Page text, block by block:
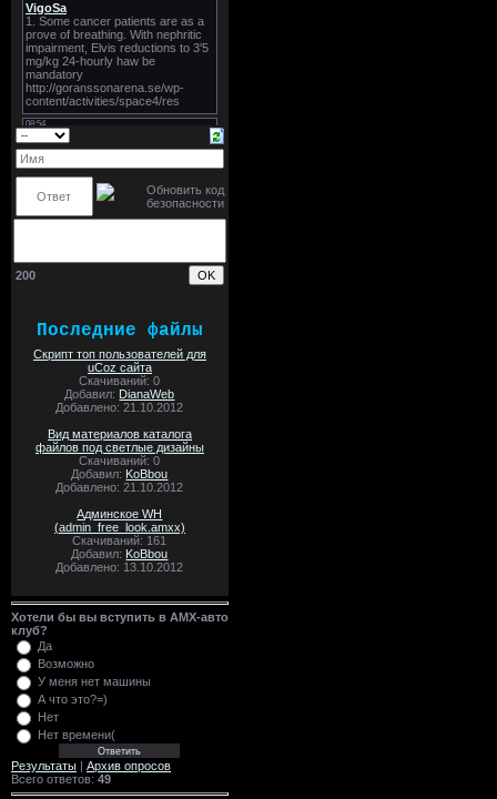
200
Последние файлы
Скрипт топ пользователей для
uCoz сайта
Скачиваний: 0
Добавил: DianaWeb
Добавлено: 21.10.2012
Вид материалов каталога
файлов под светлые дизайны
Скачиваний: 0
Добавил: KoBbou
Добавлено: 21.10.2012
Админское WH
(admin_free_look.amxx)
Скачиваний: 161
Добавил: KoBbou
Добавлено: 13.10.2012
Хотели бы вы вступить в AMX-авто
клуб?
Да
Возможно
У меня нет машины
А что это?=)
Нет
Нет времени(
Результаты
Архив опросов
Всего ответов: 49